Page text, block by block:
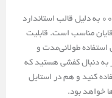
کفش آدیداس مردانه مدل اس اف تی ام 004 به دلیل قالب استاندارد
از آقایان مناسب است. قابلیت
طولانی‌مدت و
به دنبال کفشی هستید که
کنید و هم در استایل
خواهد بود.